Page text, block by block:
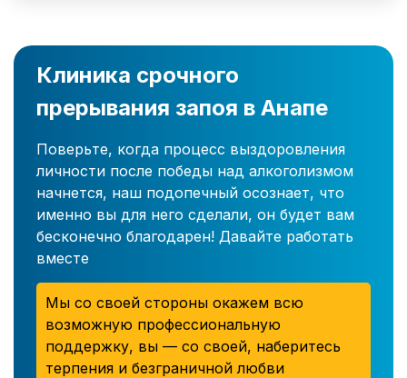
Клиника срочного
прерывания запоя в Анапе
Поверьте, когда процесс выздоровления
личности после победы над алкоголизмом
начнется, наш подопечный осознает, что
именно вы для него сделали, он будет вам
бесконечно благодарен! Давайте работать
вместе
Мы со своей стороны окажем всю
возможную профессиональную
поддержку, вы — со своей, наберитесь
терпения и безграничной любви